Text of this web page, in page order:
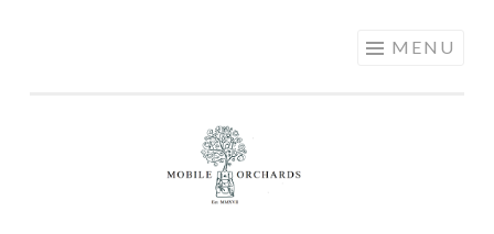
MENU